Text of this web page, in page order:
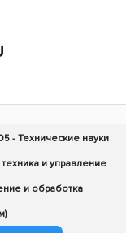
- Технические науки
и управление
и обработка